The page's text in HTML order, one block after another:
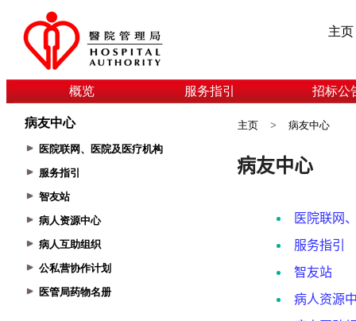
主页
概览 服务指引 招标公
病友中心
医院联网、医院及医疗机构
服务指引
智友站
病人资源中心
病人互助组织
公私营协作计划
医管局药物名册
主页 > 病友中心